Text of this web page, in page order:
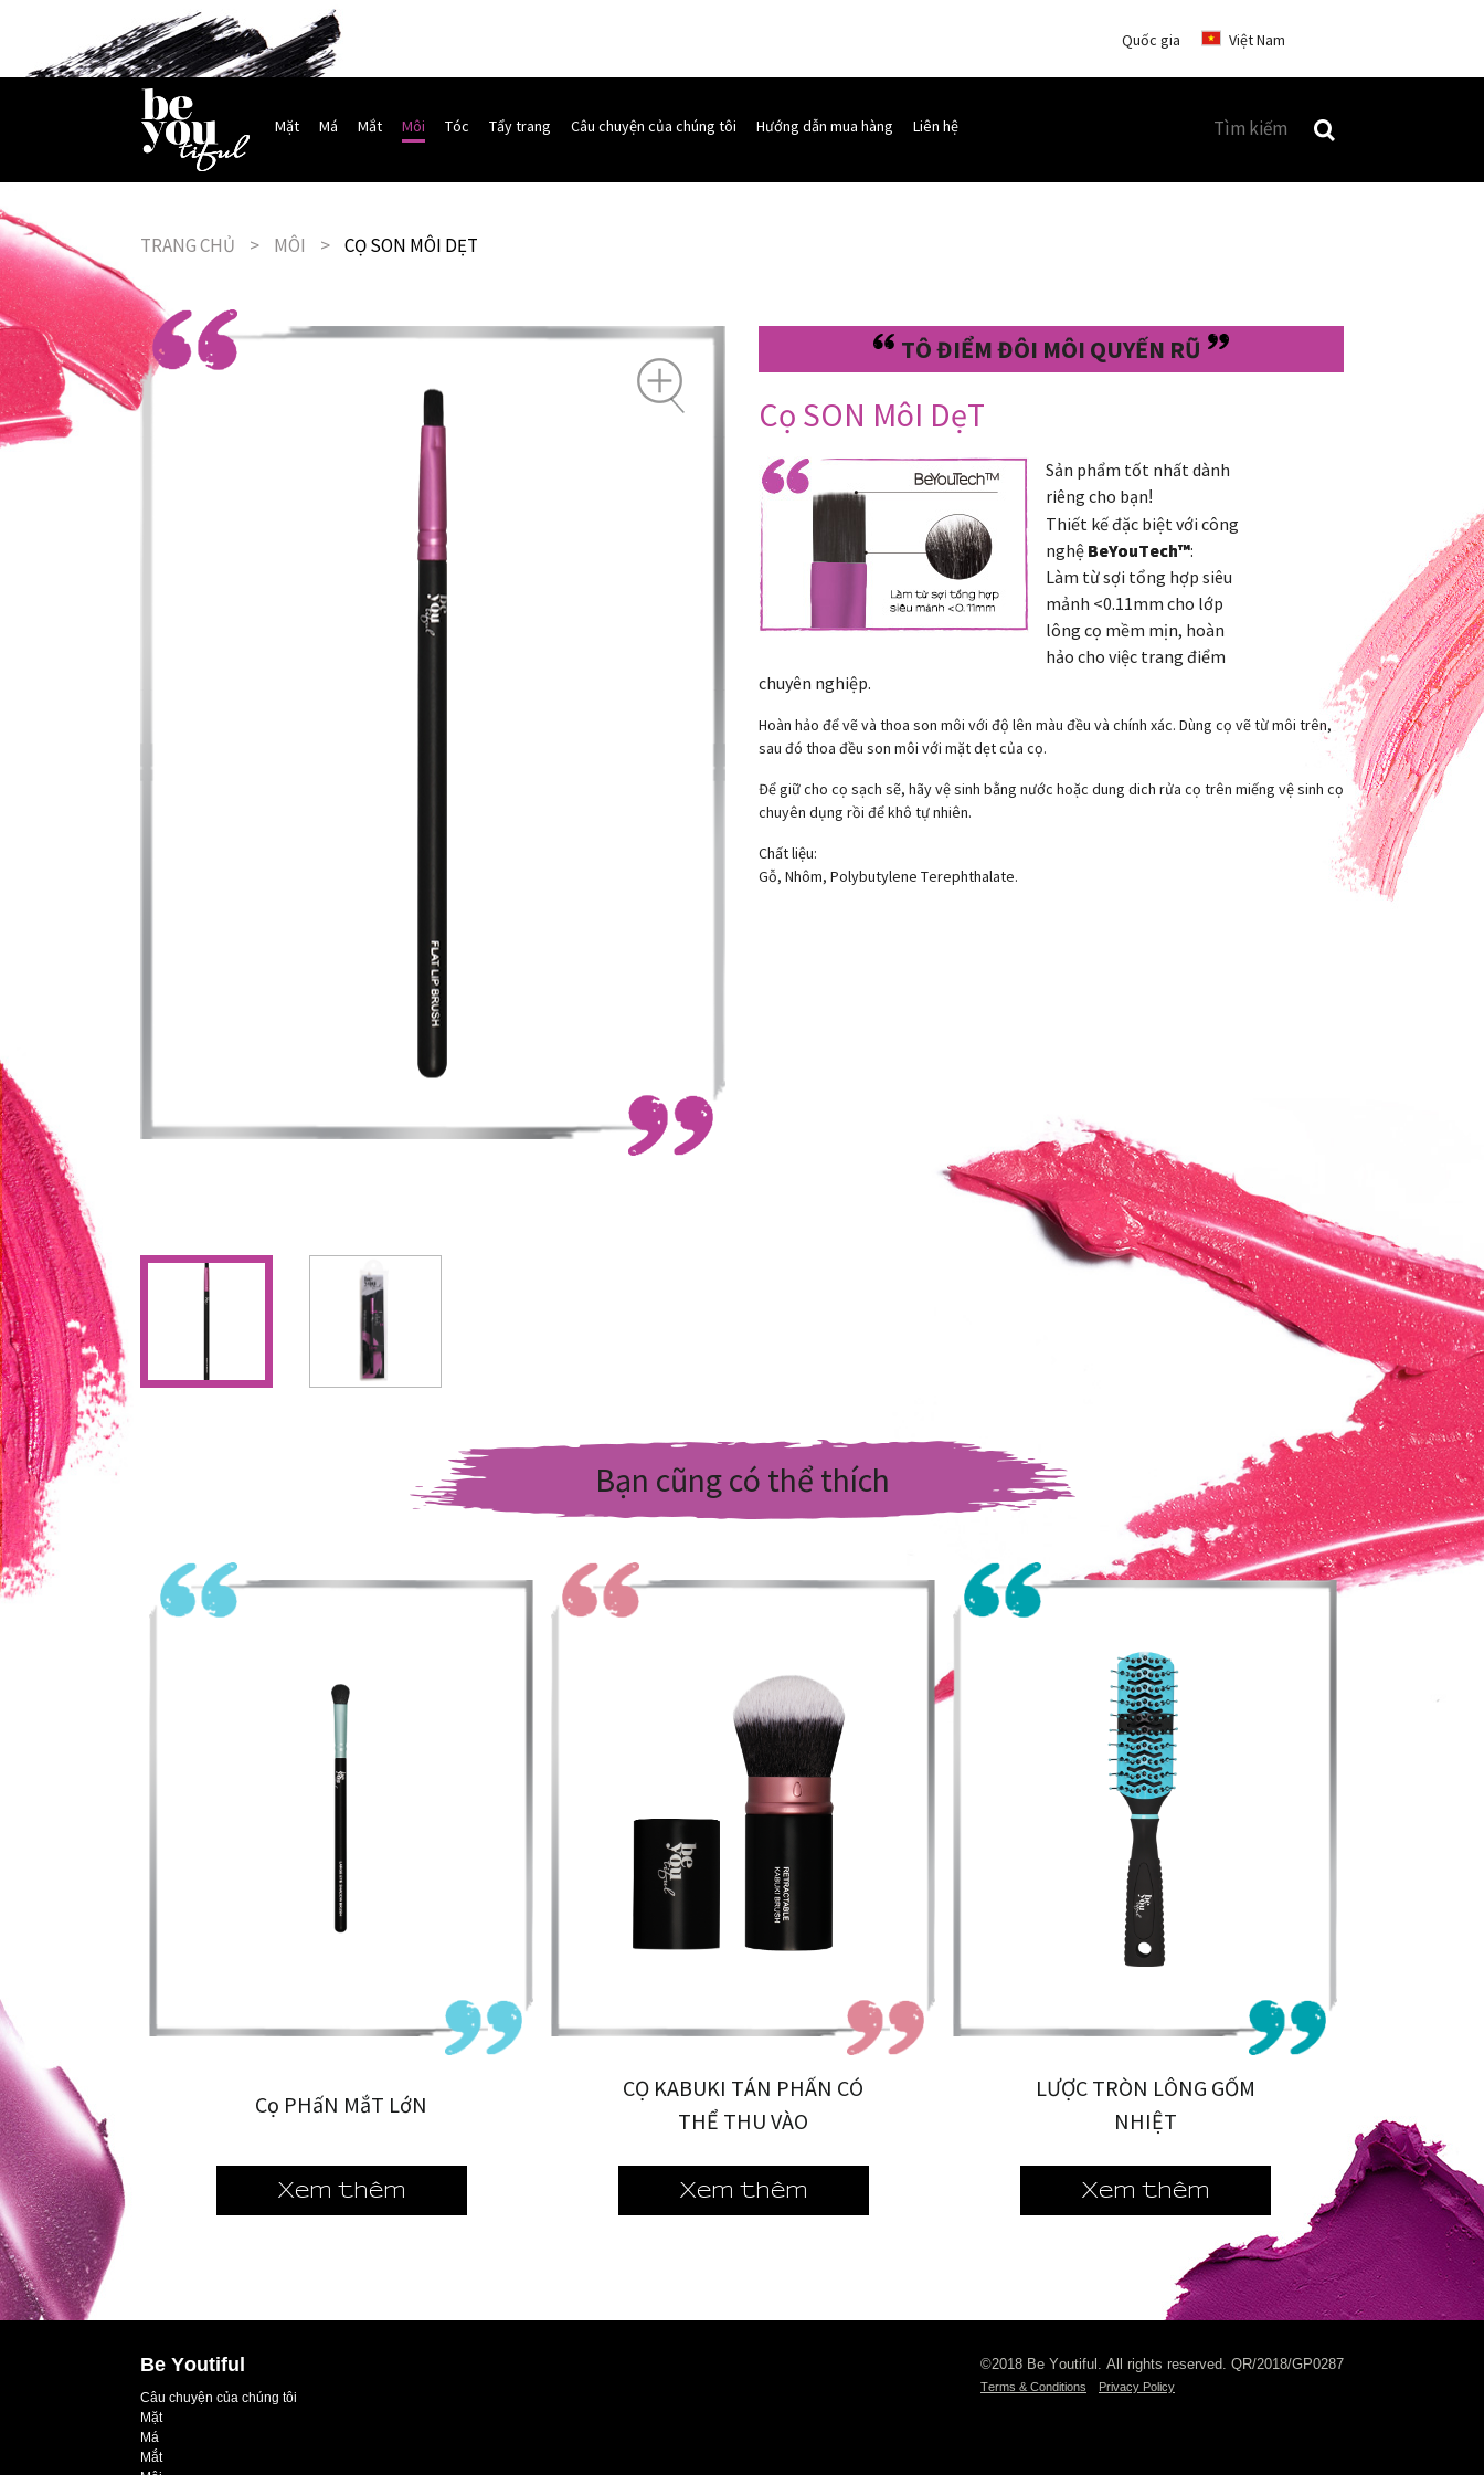
Quốc gia Việt Nam
Mặt Má Mắt Môi Tóc Tẩy trang Câu chuyện của chúng tôi Hướng dẫn mua hàng Liên hệ
TRANG CHỦ > MÔI > CỌ SON MÔI DẸT
TÔ ĐIỂM ĐÔI MÔI QUYẾN RŨ
Cọ SON MôI DẹT
Sản phẩm tốt nhất dành
riêng cho bạn!
Thiết kế đặc biệt với công
nghệ BeYouTech™:
Làm từ sợi tổng hợp siêu
mảnh <0.11mm cho lớp
lông cọ mềm mịn, hoàn
hảo cho việc trang điểm
chuyên nghiệp.
Hoàn hảo để vẽ và thoa son môi với độ lên màu đều và chính xác. Dùng cọ vẽ từ môi trên,
sau đó thoa đều son môi với mặt dẹt của cọ.
Để giữ cho cọ sạch sẽ, hãy vệ sinh bằng nước hoặc dung dich rửa cọ trên miếng vệ sinh cọ
chuyên dụng rồi để khô tự nhiên.
Chất liệu:
Gỗ, Nhôm, Polybutylene Terephthalate.
Bạn cũng có thể thích
Cọ PHấN MắT LớN
Xem thêm
CỌ KABUKI TÁN PHẤN CÓ
THỂ THU VÀO
Xem thêm
LƯỢC TRÒN LÔNG GỐM
NHIỆT
Xem thêm
Be Youtiful
Câu chuyện của chúng tôi
Mặt
Má
Mắt
©2018 Be Youtiful. All rights reserved. QR/2018/GP0287
Terms & Conditions Privacy Policy